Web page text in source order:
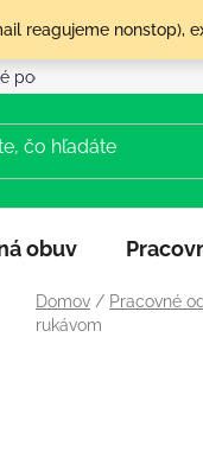
reagujeme nonstop),
podmienky
obuv
Domov / Pracovné
rukávom